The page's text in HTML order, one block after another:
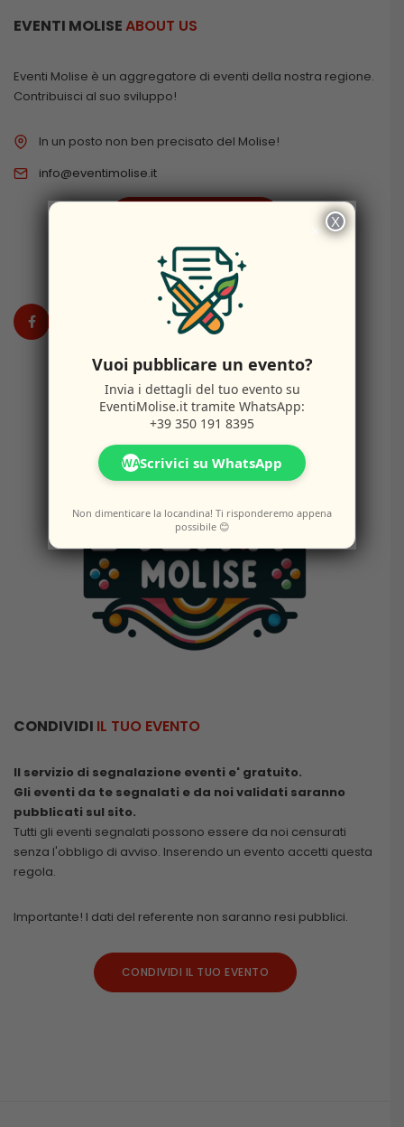
EVENTI MOLISEABOUT US
Eventi Molise è un aggregatore di eventi della nostra regione.
Contribuisci al suo sviluppo!
In un posto non ben precisato del Molise!
info@eventimolise.it
DISCLAIMER
CONDIVIDI IL TUO EVENTO
Il servizio di segnalazione eventi e' gratuito.
Gli eventi da te segnalati e da noi validati saranno
pubblicati sul sito.
Tutti gli eventi segnalati possono essere da noi censurati
senza l'obbligo di avviso. Inserendo un evento accetti questa
regola.
Importante! I dati del referente non saranno resi pubblici.
CONDIVIDI IL TUO EVENTO
×
Vuoi pubblicare un evento?
Invia i dettagli del tuo evento su
EventiMolise.it tramite WhatsApp:
+39 350 191 8395
WAScrivici su WhatsApp
Non dimenticare la locandina! Ti risponderemo appena
possibile 😊
X